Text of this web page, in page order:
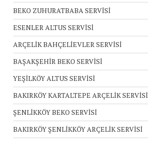
BEKO ZUHURATBABA SERVİSİ
ESENLER ALTUS SERVİSİ
ARÇELİK BAHÇELİEVLER SERVİSİ
BAŞAKŞEHİR BEKO SERVİSİ
YEŞİLKÖY ALTUS SERVİSİ
BAKIRKÖY KARTALTEPE ARÇELİK SERVİSİ
ŞENLİKKÖY BEKO SERVİSİ
BAKIRKÖY ŞENLİKKÖY ARÇELİK SERVİSİ